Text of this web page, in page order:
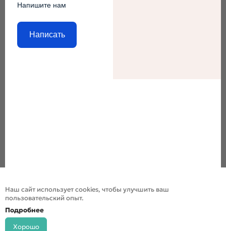
Напишите нам
Написать
Наш сайт использует cookies, чтобы улучшить ваш
пользовательский опыт.
Подробнее
Хорошо